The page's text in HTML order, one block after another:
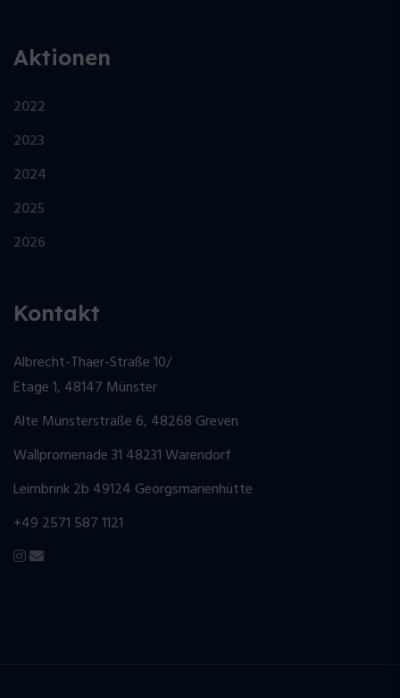
Aktionen
2022
2023
2024
2025
2026
Kontakt
Albrecht-Thaer-Straße 10/
Etage 1, 48147 Münster
Alte Münsterstraße 6, 48268 Greven
Wallpromenade 31 48231 Warendorf
Leimbrink 2b 49124 Georgsmarienhütte
+49 2571 587 1121